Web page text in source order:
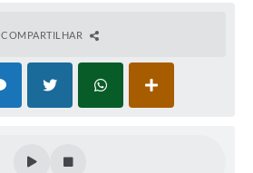
COMPARTILHAR